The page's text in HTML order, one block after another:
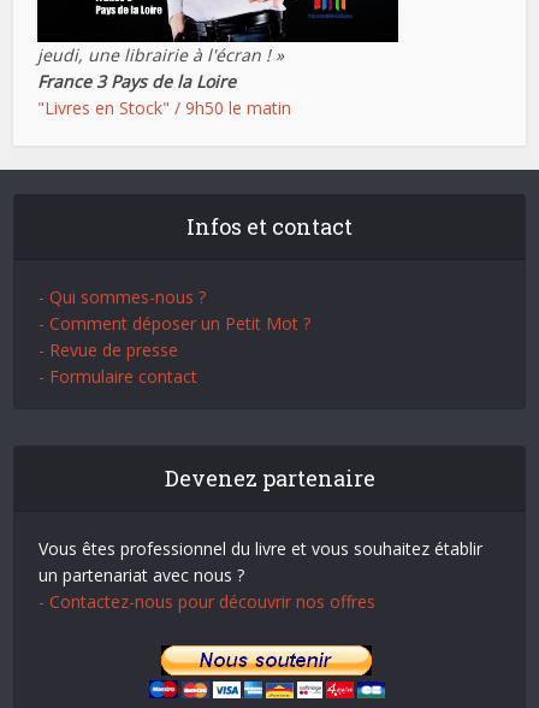
jeudi, une librairie à l'écran ! »
France 3 Pays de la Loire
"Livres en Stock" / 9h50 le matin
Infos et contact
- Qui sommes-nous ?
- Comment déposer un Petit Mot ?
- Revue de presse
- Formulaire contact
Devenez partenaire
Vous êtes professionnel du livre et vous souhaitez établir
un partenariat avec nous ?
- Contactez-nous pour découvrir nos offres